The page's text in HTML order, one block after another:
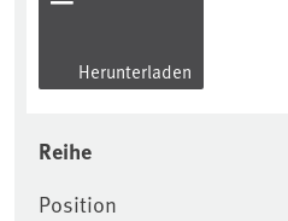
Herunterladen
Reihe
Position